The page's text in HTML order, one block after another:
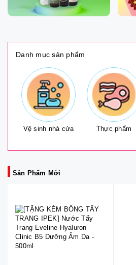
Danh mục sản phẩm
Vệ sinh nhà cửa Thực phẩm
Sản Phẩm Mới